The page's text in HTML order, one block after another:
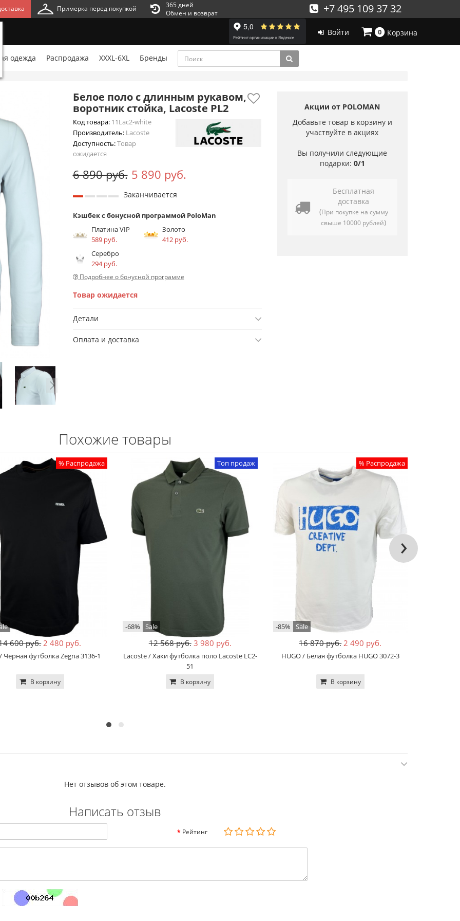
Примерка перед покупкой
365 дней
Обмен и возврат
+7 495 109 37 32
Войти 0 Корзина
одежда Распродажа XXXL-6XL Бренды
Белое поло с длинным рукавом,
воротник стойка, Lacoste PL2
Код товара:11Lac2-white
Производитель:Lacoste
Доступность:Товар
ожидается
6 890 руб. 5 890 руб.
Заканчивается
Кэшбек с бонусной программой PoloMan
Платина VIP
589 руб.
Золото
412 руб.
Серебро
294 руб.
Подробнее о бонусной программе
Товар ожидается
Детали
Оплата и доставка
Акции от POLOMAN
Добавьте товар в корзину и
участвуйте в акциях
Вы получили следующие
подарки: 0/1
Бесплатная
доставка
(При покупке на сумму
свыше 10000 рублей)
Похожие товары
% Распродажа
600 руб. 2 480 руб.
Черная футболка Zegna 3136-1
В корзину
Топ продаж
-68% Sale
12 568 руб. 3 980 руб.
Lacoste / Хаки футболка поло Lacoste LC2-
51
В корзину
% Распродажа
-85% Sale
16 870 руб. 2 490 руб.
HUGO / Белая футболка HUGO 3072-3
В корзину
›
Нет отзывов об этом товаре.
Написать отзыв
Рейтинг